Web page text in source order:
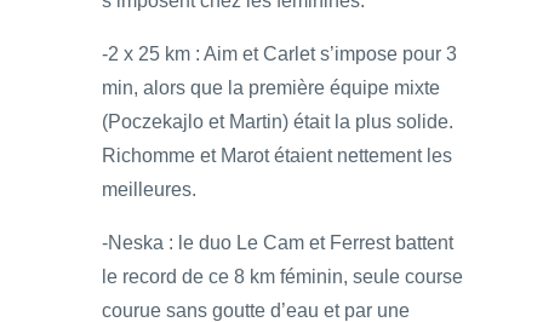
-2 x 25 km : Aim et Carlet s’impose pour 3
min, alors que la première équipe mixte
(Poczekajlo et Martin) était la plus solide.
Richomme et Marot étaient nettement les
meilleures.
-Neska : le duo Le Cam et Ferrest battent
le record de ce 8 km féminin, seule course
courue sans goutte d’eau et par une